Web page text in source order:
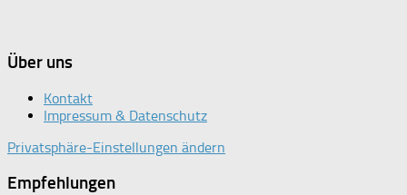
Über uns
Kontakt
Impressum & Datenschutz
Privatsphäre-Einstellungen ändern
Empfehlungen